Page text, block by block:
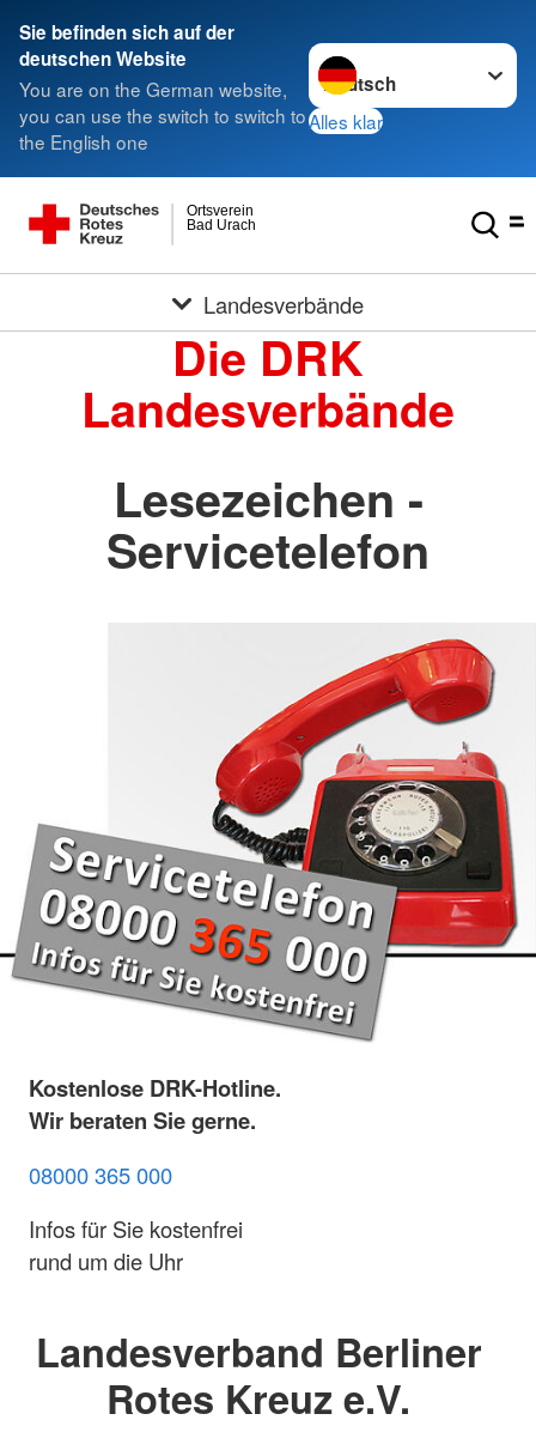
Sie befinden sich auf der
deutschen Website
You are on the German website,
you can use the switch to switch to
the English one
Sprache wechseln zu
Alles klar
Bad Urach
Ortsverein
Landesverbände
Die DRK
Landesverbände
Lesezeichen -
Servicetelefon
Kostenlose DRK-Hotline.
Wir beraten Sie gerne.
08000 365 000
Infos für Sie kostenfrei
rund um die Uhr
Landesverband Berliner
Rotes Kreuz e.V.